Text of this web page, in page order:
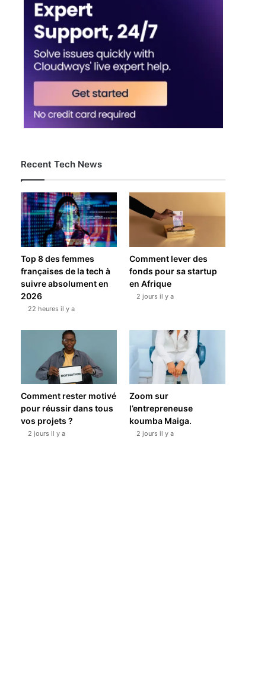
Recent Tech News
Top 8 des femmes
françaises de la tech à
suivre absolument en
2026
22 heures il y a
Comment lever des
fonds pour sa startup
en Afrique
2 jours il y a
Comment rester motivé
pour réussir dans tous
vos projets ?
2 jours il y a
Zoom sur
l’entrepreneuse
koumba Maiga.
2 jours il y a